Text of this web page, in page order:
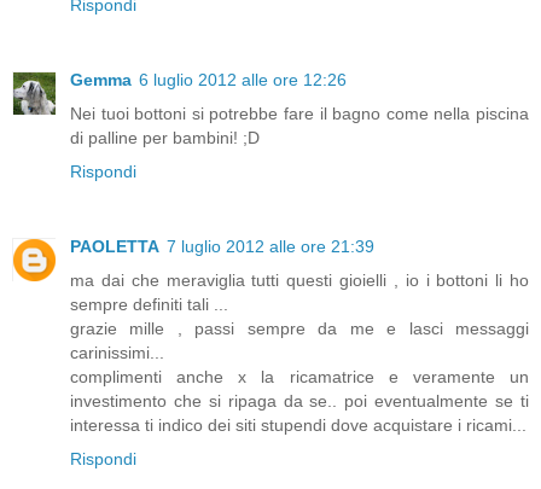
Rispondi
Gemma 6 luglio 2012 alle ore 12:26
Nei tuoi bottoni si potrebbe fare il bagno come nella piscina
di palline per bambini! ;D
Rispondi
PAOLETTA 7 luglio 2012 alle ore 21:39
ma dai che meraviglia tutti questi gioielli , io i bottoni li ho
sempre definiti tali ...
grazie mille , passi sempre da me e lasci messaggi
carinissimi...
complimenti anche x la ricamatrice e veramente un
investimento che si ripaga da se.. poi eventualmente se ti
interessa ti indico dei siti stupendi dove acquistare i ricami...
Rispondi